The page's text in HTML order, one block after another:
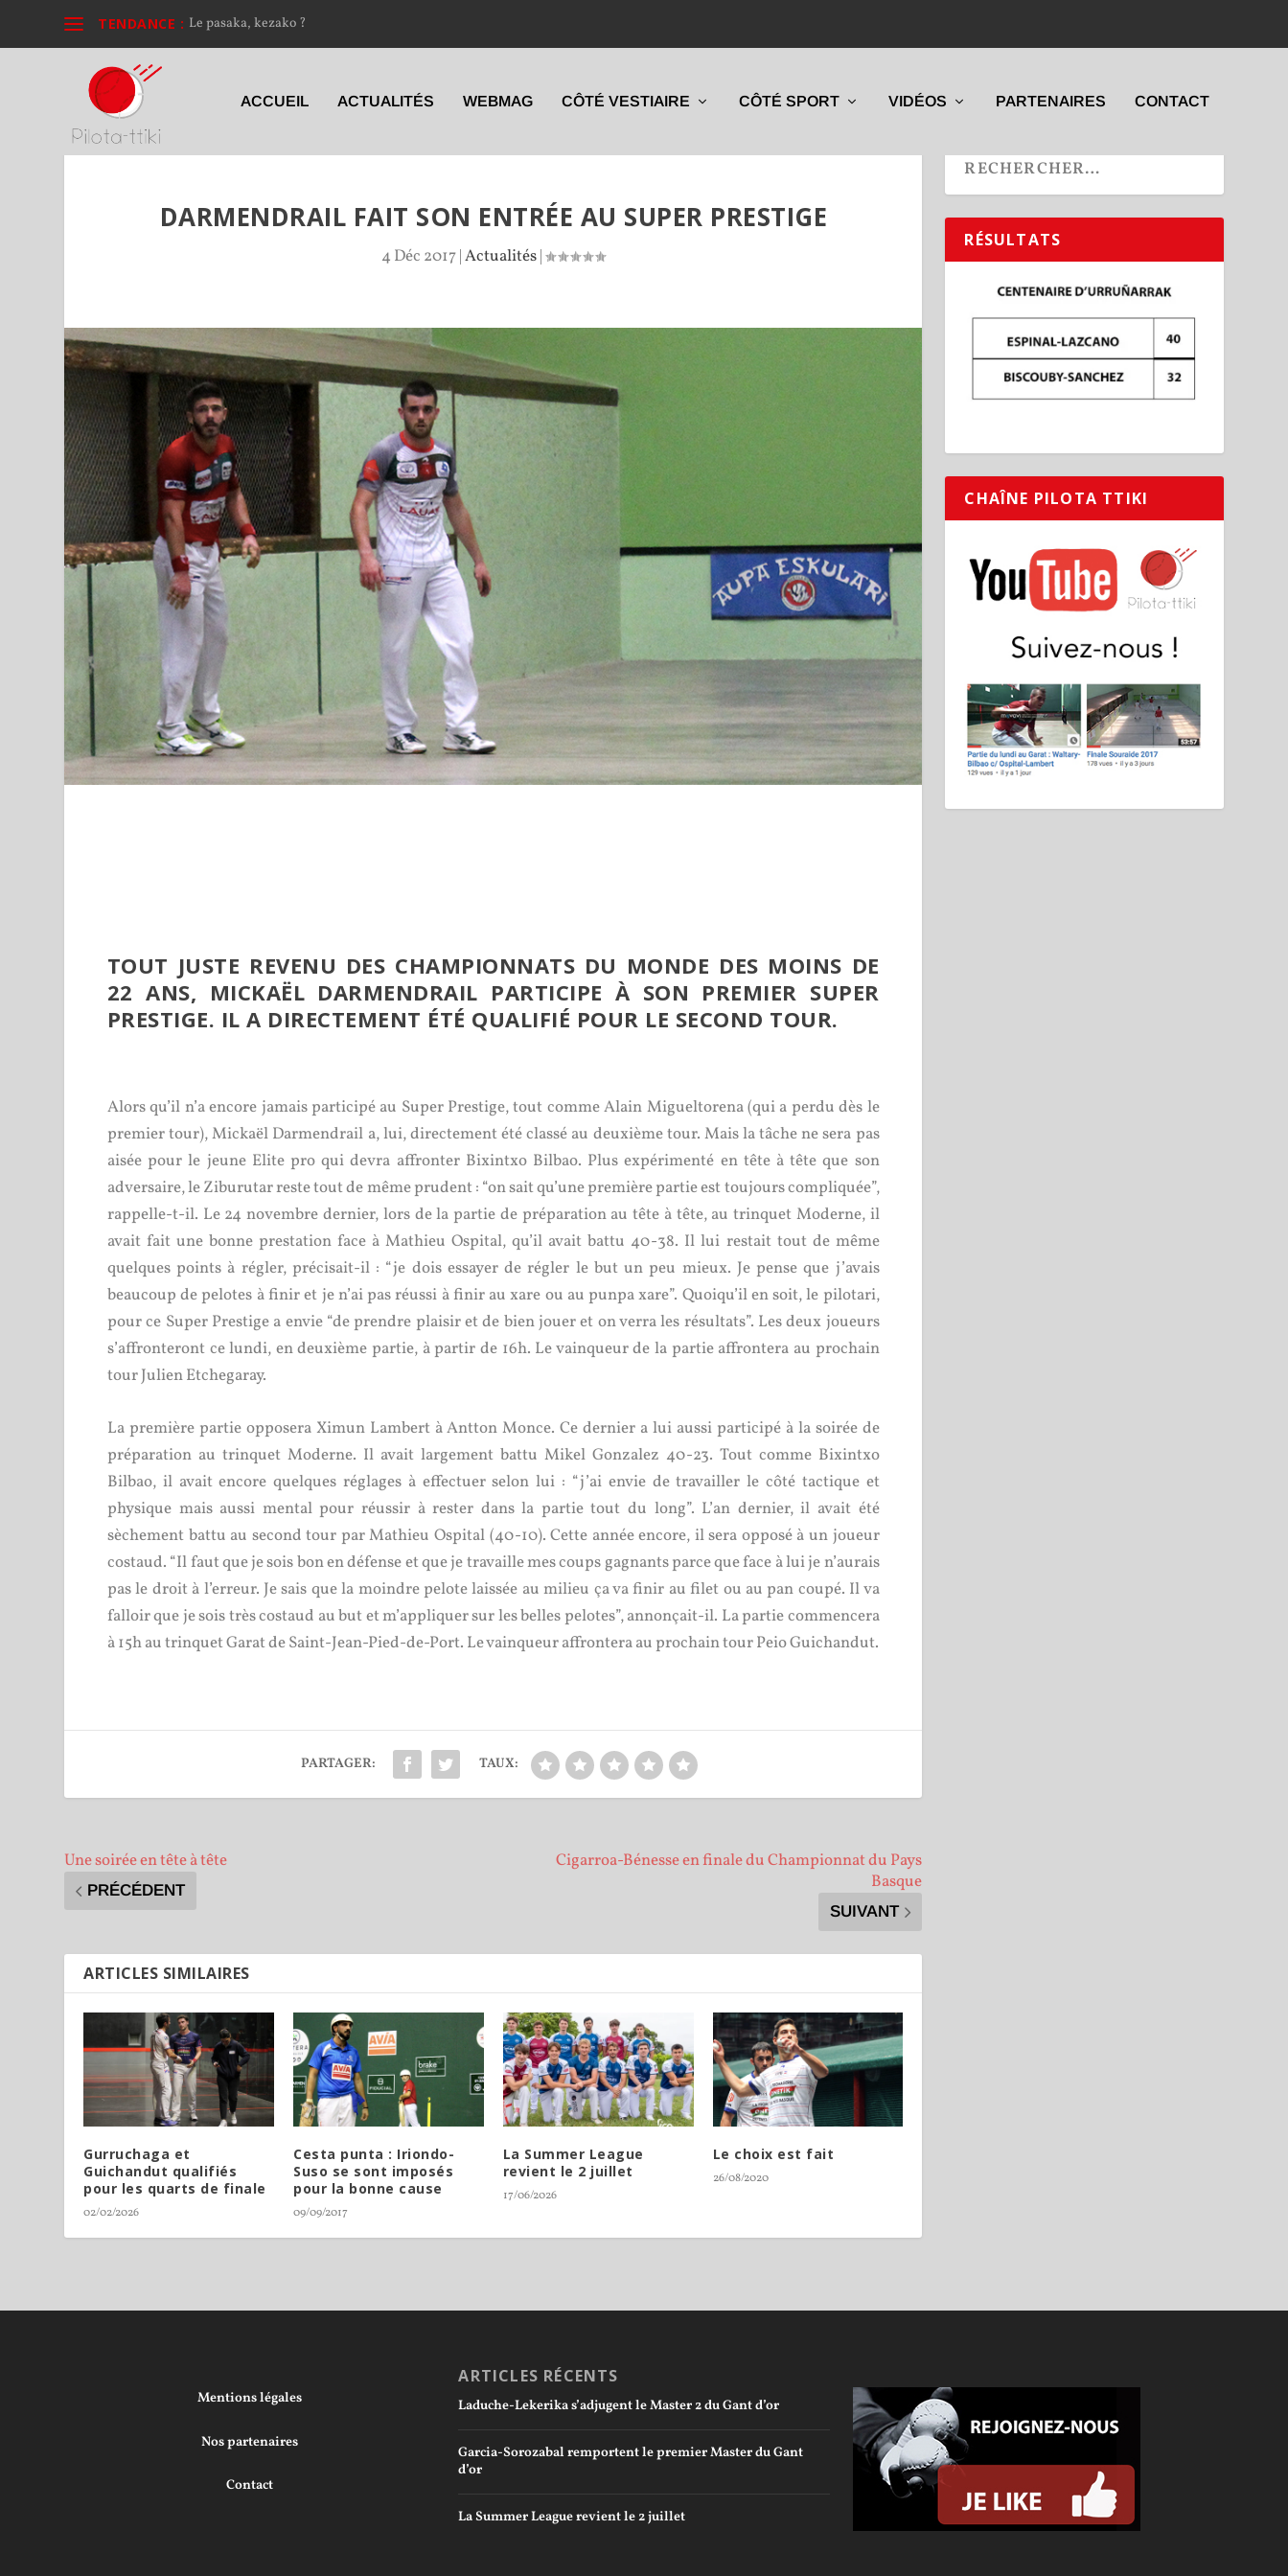
TENDANCE : Le pasaka, kezako ?
ACCUEIL ACTUALITÉS WEBMAG CÔTÉ VESTIAIRE CÔTÉ SPORT VIDÉOS PARTENAIRES CONTACT
DARMENDRAIL FAIT SON ENTRÉE AU SUPER PRESTIGE
4 Déc 2017|Actualités|
TOUT JUSTE REVENU DES CHAMPIONNATS DU MONDE DES MOINS DE
22 ANS, MICKAËL DARMENDRAIL PARTICIPE À SON PREMIER SUPER
PRESTIGE. IL A DIRECTEMENT ÉTÉ QUALIFIÉ POUR LE SECOND TOUR.
Alors qu’il n’a encore jamais participé au Super Prestige, tout comme Alain Migueltorena (qui a perdu dès le
premier tour), Mickaël Darmendrail a, lui, directement été classé au deuxième tour. Mais la tâche ne sera pas
aisée pour le jeune Elite pro qui devra affronter Bixintxo Bilbao. Plus expérimenté en tête à tête que son
adversaire, le Ziburutar reste tout de même prudent : “on sait qu’une première partie est toujours compliquée”,
rappelle-t-il. Le 24 novembre dernier, lors de la partie de préparation au tête à tête, au trinquet Moderne, il
avait fait une bonne prestation face à Mathieu Ospital, qu’il avait battu 40-38. Il lui restait tout de même
quelques points à régler, précisait-il : “je dois essayer de régler le but un peu mieux. Je pense que j’avais
beaucoup de pelotes à finir et je n’ai pas réussi à finir au xare ou au punpa xare”. Quoiqu’il en soit, le pilotari,
pour ce Super Prestige a envie “de prendre plaisir et de bien jouer et on verra les résultats”. Les deux joueurs
s’affronteront ce lundi, en deuxième partie, à partir de 16h. Le vainqueur de la partie affrontera au prochain
tour Julien Etchegaray.
La première partie opposera Ximun Lambert à Antton Monce. Ce dernier a lui aussi participé à la soirée de
préparation au trinquet Moderne. Il avait largement battu Mikel Gonzalez 40-23. Tout comme Bixintxo
Bilbao, il avait encore quelques réglages à effectuer selon lui : “j’ai envie de travailler le côté tactique et
physique mais aussi mental pour réussir à rester dans la partie tout du long”. L’an dernier, il avait été
sèchement battu au second tour par Mathieu Ospital (40-10). Cette année encore, il sera opposé à un joueur
costaud. “Il faut que je sois bon en défense et que je travaille mes coups gagnants parce que face à lui je n’aurais
pas le droit à l’erreur. Je sais que la moindre pelote laissée au milieu ça va finir au filet ou au pan coupé. Il va
falloir que je sois très costaud au but et m’appliquer sur les belles pelotes”, annonçait-il. La partie commencera
à 15h au trinquet Garat de Saint-Jean-Pied-de-Port. Le vainqueur affrontera au prochain tour Peio Guichandut.
PARTAGER: TAUX:
Une soirée en tête à tête
PRÉCÉDENT
Cigarroa-Bénesse en finale du Championnat du Pays
Basque
SUIVANT
ARTICLES SIMILAIRES
Gurruchaga et
Guichandut qualifiés
pour les quarts de finale
02/02/2026
Cesta punta : Iriondo-
Suso se sont imposés
pour la bonne cause
09/09/2017
La Summer League
revient le 2 juillet
17/06/2026
Le choix est fait
26/08/2020
RÉSULTATS
CHAÎNE PILOTA TTIKI
Mentions légales
Nos partenaires
Contact
ARTICLES RÉCENTS
Laduche-Lekerika s’adjugent le Master 2 du Gant d’or
Garcia-Sorozabal remportent le premier Master du Gant
d’or
La Summer League revient le 2 juillet